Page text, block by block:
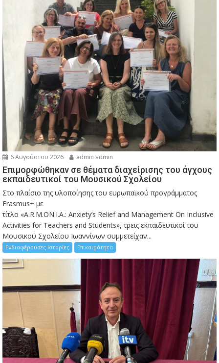
6 Αυγούστου 2026 admin admin
Eπιμορφώθηκαν σε θέματα διαχείρισης του άγχους
εκπαιδευτικοί του Μουσικού Σχολείου
Στο πλαίσιο της υλοποίησης του ευρωπαϊκού προγράμματος
Erasmus+ με
τίτλο «A.R.M.ON.I.A.: Anxiety’s Relief and Management On Inclusive
Activities for Teachers and Students», τρεις εκπαιδευτικοί του
Μουσικού Σχολείου Ιωαννίνων συμμετείχαν...
Ενδιαφέρουσες Ιστορίες Επικαιρότητα